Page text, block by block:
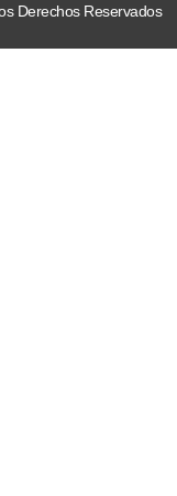
Derechos Reservados